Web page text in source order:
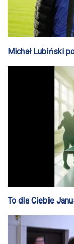
Michał Lubiński
To dla Ciebie